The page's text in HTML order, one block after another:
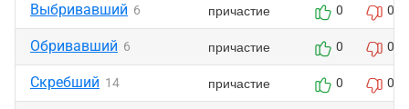
Выбривавший 6 причастие 0 0
Обривавший 6 причастие 0 0
Скребший 14 причастие 0 0